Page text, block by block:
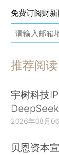
免费订阅财
推荐阅读
宇树科技
2026年08月
贝恩资本